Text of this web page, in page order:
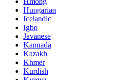
Hungarian
Icelandic
Igbo
Javanese
Kannada
Kazakh
Khmer
Kurdish